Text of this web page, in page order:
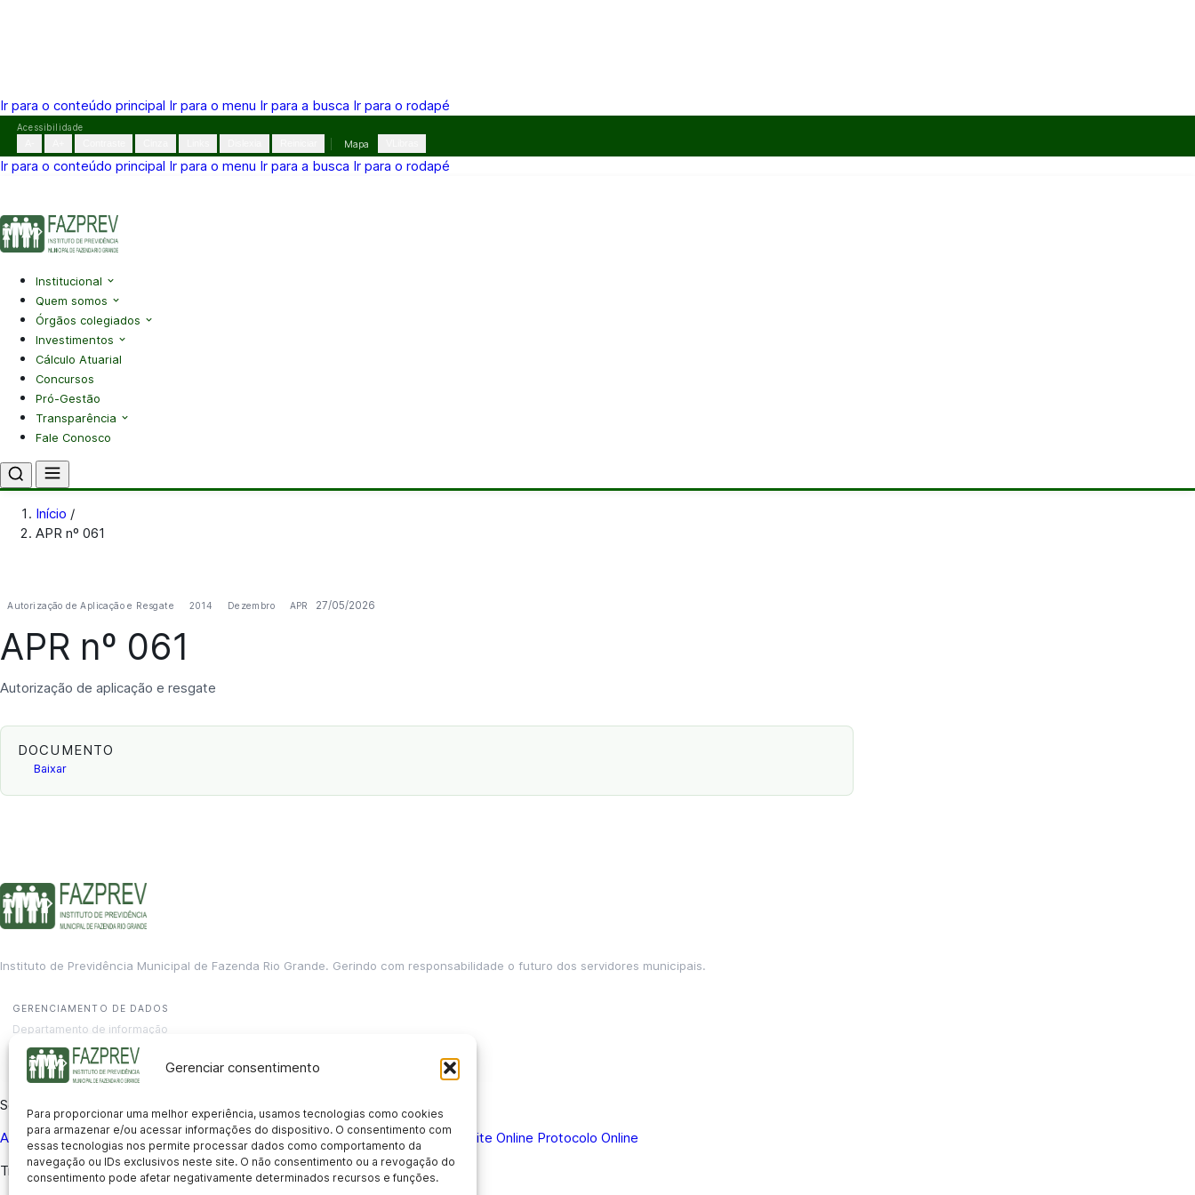
Gerenciar consentimento
Para proporcionar uma melhor experiência, usamos tecnologias como cookies
para armazenar e/ou acessar informações do dispositivo. O consentimento com
essas tecnologias nos permite processar dados como comportamento da
navegação ou IDs exclusivos neste site. O não consentimento ou a revogação do
consentimento pode afetar negativamente determinados recursos e funções.
Ir para o conteúdo principal Ir para o menu Ir para a busca Ir para o rodapé
Pular
o
Acessibilidade
Mapa
Ir para o conteúdo principal Ir para o menu Ir para a busca Ir para o rodapé
Institucional
Quem somos
Órgãos colegiados
Investimentos
Cálculo Atuarial
Concursos
Pró-Gestão
Transparência
Fale Conosco
Início /
APR nº 061
Autorização de Aplicação e Resgate 2014 Dezembro APR 27/05/2026
APR nº 061
Autorização de aplicação e resgate
DOCUMENTO
Baixar
Instituto de Previdência Municipal de Fazenda Rio Grande. Gerindo com responsabilidade o futuro dos servidores municipais.
GERENCIAMENTO DE DADOS
Departamento de informação
contato@fazprev.pr.gov.br
(41) 3995-2146
Serviços
Aposentadoria Pensão por Morte Benefício por Invalidez Auxílio Doença Holerite Online Protocolo Online
Transparência